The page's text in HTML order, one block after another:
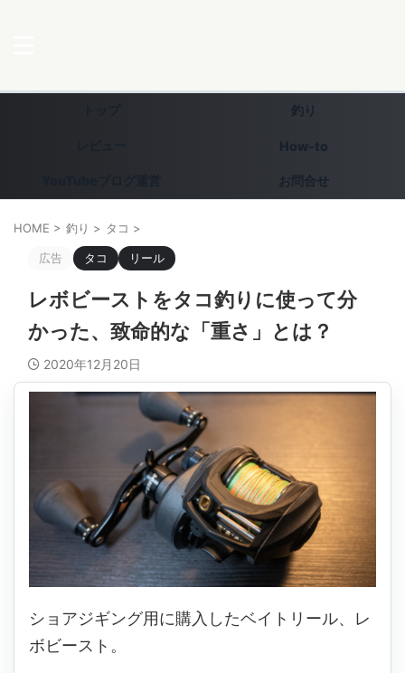
釣り
How-to
お問合せ
HOME > 釣り > タコ >
広告 タコ リール
レボビーストをタコ釣りに使って分
かった、致命的な「重さ」とは？
2020年12月20日
ショアジギング用に購入したベイトリール、レ
ボビースト。